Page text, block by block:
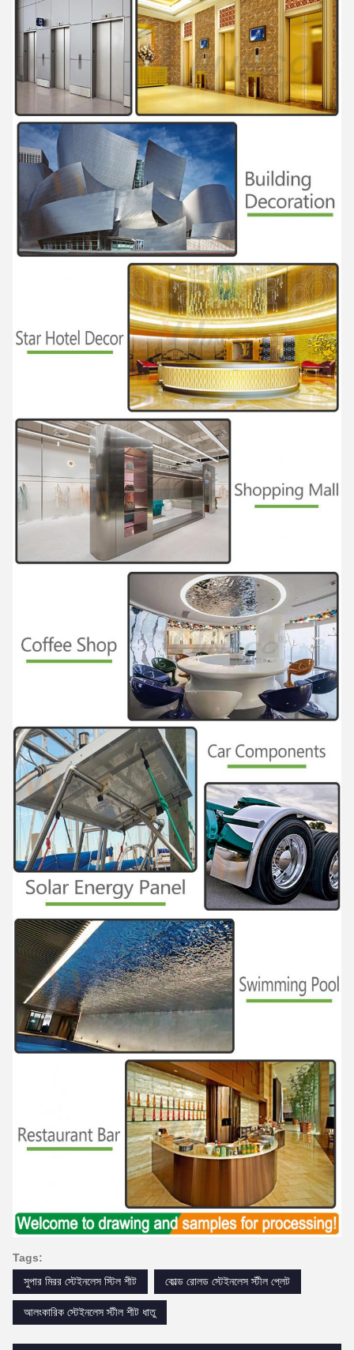
Tags:
সুপার মিরর স্টেইনলেস স্টিল শীট
কোল্ড রোলড স্টেইনলেস স্টীল প্লেট
আলংকারিক স্টেইনলেস স্টীল শীট ধাতু